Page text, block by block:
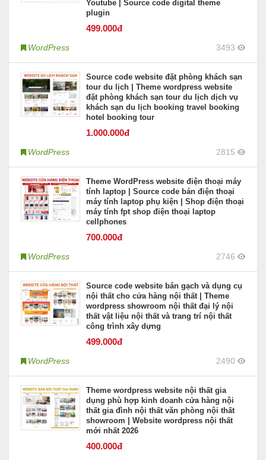
Youtube | Source code digital theme
plugin
499.000đ
WordPress 3493
Source code website đặt phòng khách sạn
tour du lịch | Theme wordpress website
đặt phòng khách sạn tour du lịch dịch vụ
khách sạn du lịch booking travel booking
hotel booking tour
1.000.000đ
WordPress 2815
Theme WordPress website điện thoại máy
tính laptop | Source code bán điện thoại
máy tính laptop phụ kiện | Shop điện thoại
máy tính fpt shop điện thoại laptop
cellphones
700.000đ
WordPress 2746
Source code website bán gạch và dụng cụ
nội thất cho cửa hàng nội thất | Theme
wordpress showroom nội thất đại lý nội
thất vật liệu nội thất và trang trí nội thất
công trình xây dựng
499.000đ
WordPress 2490
Theme wordpress website nội thất gia
dụng phù hợp kinh doanh cửa hàng nội
thất gia đình nội thất văn phòng nội thất
showroom | Website wordpress nội thất
mới nhất 2026
400.000đ